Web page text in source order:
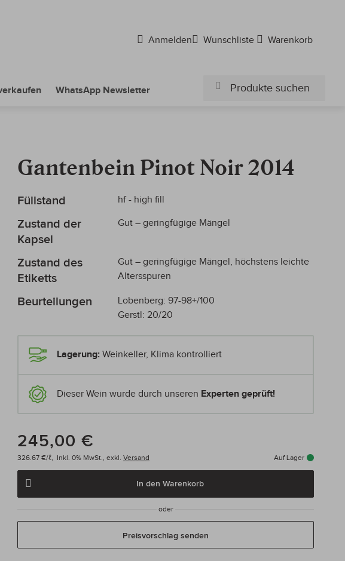
Anmelden Wunschliste Warenkorb
WhatsApp Newsletter
Gantenbein Pinot Noir 2014
Mehr
Füllstand hf - high fill
Zustand der
Kapsel
Gut – geringfügige Mängel
Zustand des
Etiketts
Gut – geringfügige Mängel, höchstens leichte
Altersspuren
Beurteilungen
Lobenberg: 97-98+/100
Gerstl: 20/20
Lagerung: Weinkeller, Klima kontrolliert
Dieser Wein wurde durch unseren Experten geprüft!
245,00 €
Inkl. 0% MwSt., exkl. Versand Auf Lager
326.67 €/ℓ,
In den Warenkorb
oder
Preisvorschlag senden